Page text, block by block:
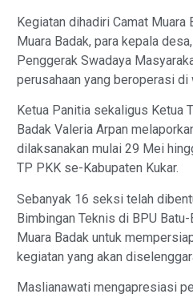
Kegiatan dihadiri Camat Muara
Muara Badak, para kepala
Penggerak Swadaya
perusahaan yang beroperasi di
Ketua Panitia sekaligus Ketua
Badak Valeria Arpan
dilaksanakan mulai 29 Mei
TP PKK se-Kabupaten Kukar.
Sebanyak 16 seksi telah
Bimbingan Teknis di BPU
Muara Badak untuk
kegiatan yang akan
Maslianawati mengapresiasi